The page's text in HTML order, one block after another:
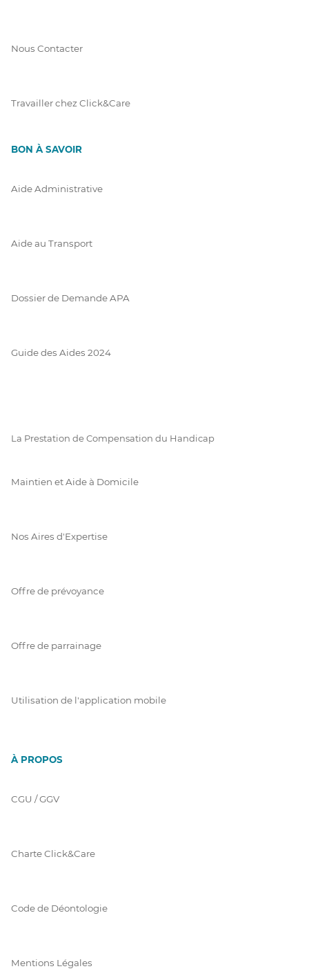
Nous Contacter
Travailler chez Click&Care
BON À SAVOIR
Aide Administrative
Aide au Transport
Dossier de Demande APA
Guide des Aides 2024
La Prestation de Compensation du Handicap
Maintien et Aide à Domicile
Nos Aires d'Expertise
Offre de prévoyance
Offre de parrainage
Utilisation de l'application mobile
À PROPOS
CGU / GGV
Charte Click&Care
Code de Déontologie
Mentions Légales